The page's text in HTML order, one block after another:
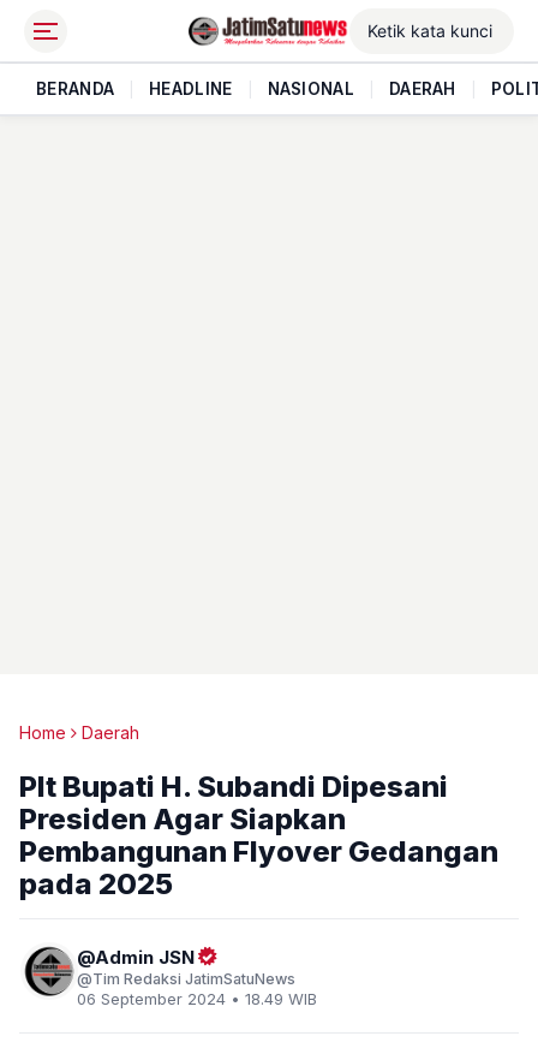
BERANDA HEADLINE NASIONAL DAERAH
Home Daerah
Plt Bupati H. Subandi Dipesani
Presiden Agar Siapkan
Pembangunan Flyover Gedangan
pada 2025
Admin JSN
Tim Redaksi JatimSatuNews
06 September 2024 • 18.49 WIB